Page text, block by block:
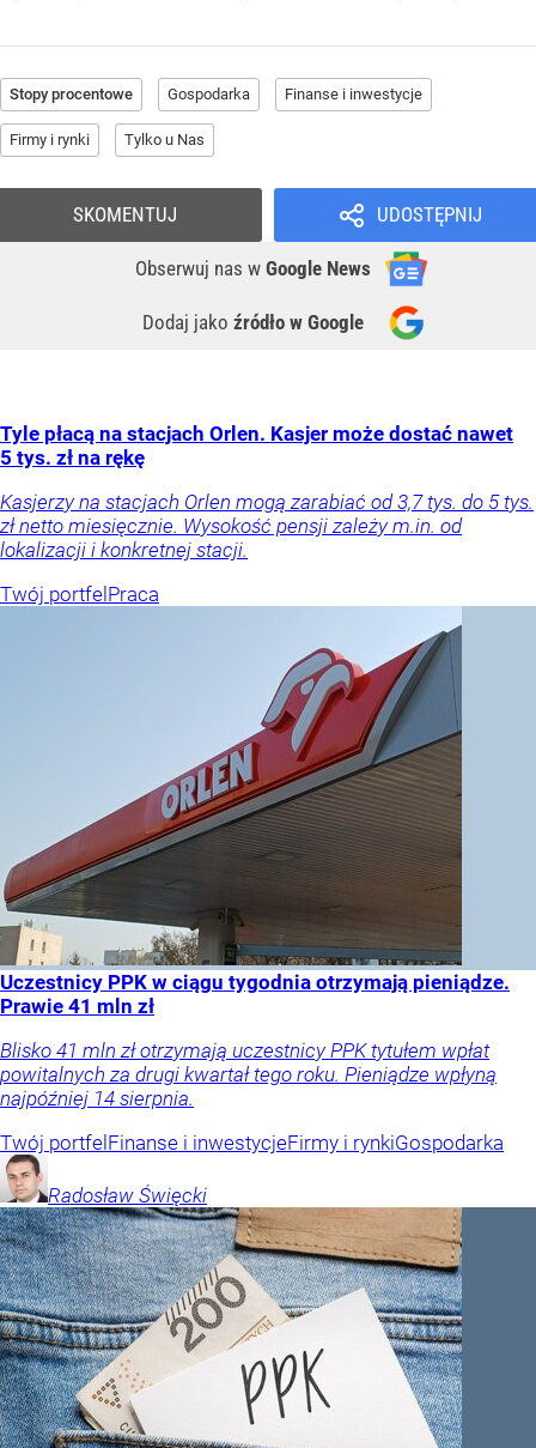
Stopy procentowe Gospodarka Finanse i inwestycje
Firmy i rynki Tylko u Nas
UDOSTĘPNIJ
Obserwuj nas w Google News
Dodaj jako źródło w Google
SKOMENTUJ
Tyle płacą na stacjach Orlen. Kasjer może dostać nawet
5 tys. zł na rękę
Kasjerzy na stacjach Orlen mogą zarabiać od 3,7 tys. do 5 tys.
zł netto miesięcznie. Wysokość pensji zależy m.in. od
lokalizacji i konkretnej stacji.
Twój portfelPraca
Uczestnicy PPK w ciągu tygodnia otrzymają pieniądze.
Prawie 41 mln zł
Blisko 41 mln zł otrzymają uczestnicy PPK tytułem wpłat
powitalnych za drugi kwartał tego roku. Pieniądze wpłyną
najpóźniej 14 sierpnia.
Twój portfelFinanse i inwestycjeFirmy i rynkiGospodarka
Radosław Święcki